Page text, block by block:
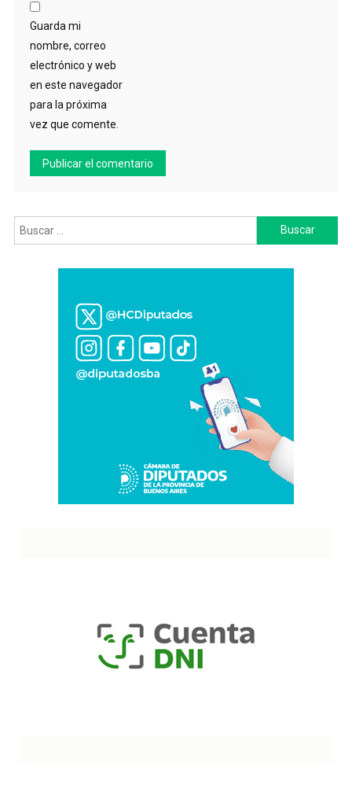
Guarda mi
nombre, correo
electrónico y web
en este navegador
para la próxima
vez que comente.
Buscar: